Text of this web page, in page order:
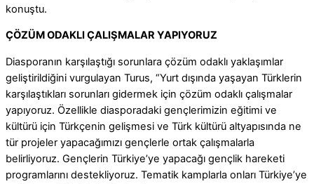
konuştu.
ÇÖZÜM ODAKLI ÇALIŞMALAR YAPIYORUZ
Diasporanın karşılaştığı sorunlara çözüm odaklı yaklaşımlar
geliştirildiğini vurgulayan Turus, “Yurt dışında yaşayan Türklerin
karşılaştıkları sorunları gidermek için çözüm odaklı çalışmalar
yapıyoruz. Özellikle diasporadaki gençlerimizin eğitimi ve
kültürü için Türkçenin gelişmesi ve Türk kültürü altyapısında ne
tür projeler yapacağımızı gençlerle ortak çalışmalarla
belirliyoruz. Gençlerin Türkiye’ye yapacağı gençlik hareketi
programlarını destekliyoruz. Tematik kamplarla onları Türkiye’ye